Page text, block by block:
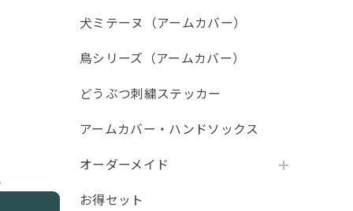
犬ミテーヌ（アームカバー）
鳥シリーズ（アームカバー）
どうぶつ刺繍ステッカー
アームカバー・ハンドソックス
オーダーメイド
お得セット